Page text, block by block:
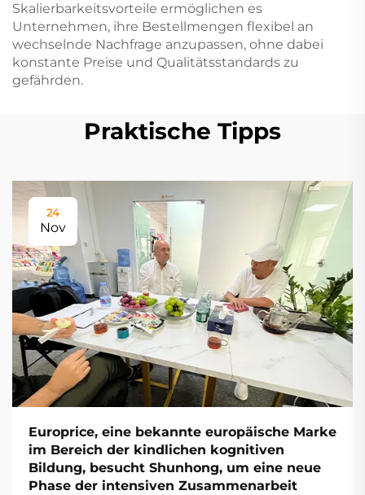
Skalierbarkeitsvorteile ermöglichen es
Unternehmen, ihre Bestellmengen flexibel an
wechselnde Nachfrage anzupassen, ohne dabei
konstante Preise und Qualitätsstandards zu
gefährden.
Praktische Tipps
24
Nov
Europrice, eine bekannte europäische Marke
im Bereich der kindlichen kognitiven
Bildung, besucht Shunhong, um eine neue
Phase der intensiven Zusammenarbeit